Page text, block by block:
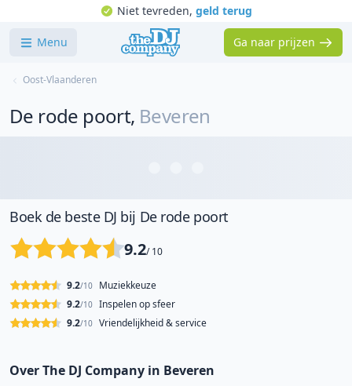
Niet tevreden, geld terug
Menu Ga naar prijzen
Oost-Vlaanderen
De rode poort, Beveren
Boek de beste DJ bij De rode poort
9.2/ 10
Muziekkeuze
9.2/10
Inspelen op sfeer
9.2/10
Vriendelijkheid & service
9.2/10
Over The DJ Company in Beveren